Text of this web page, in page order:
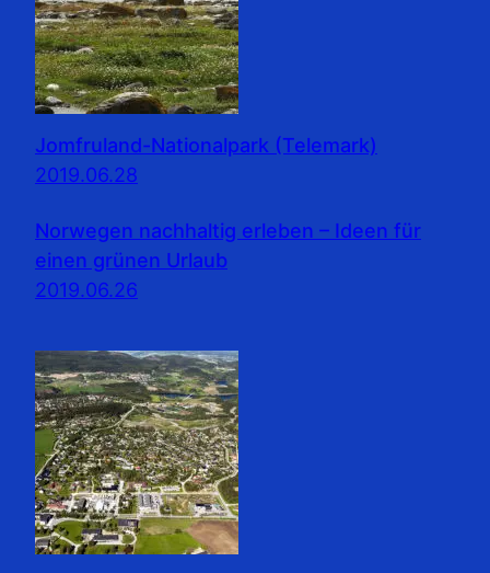
Jomfruland-Nationalpark (Telemark)
2019.06.28
Norwegen nachhaltig erleben – Ideen für
einen grünen Urlaub
2019.06.26